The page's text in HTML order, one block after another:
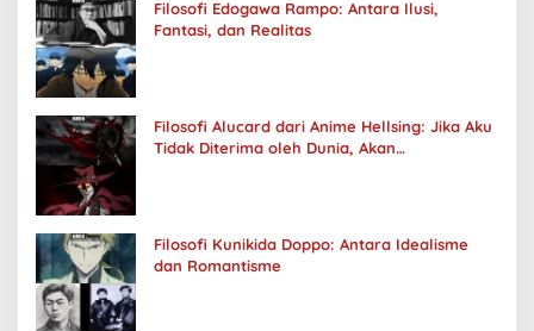
Filosofi Edogawa Rampo: Antara Ilusi,
Fantasi, dan Realitas
Filosofi Alucard dari Anime Hellsing: Jika Aku
Tidak Diterima oleh Dunia, Akan
Filosofi Kunikida Doppo: Antara Idealisme
dan Romantisme